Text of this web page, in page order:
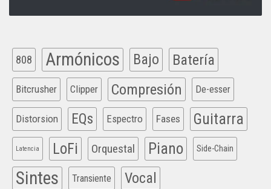
808 Armónicos Bajo Batería
Bitcrusher Clipper Compresión De-esser
Distorsion EQs Espectro Fases Guitarra
Latencia LoFi Orquestal Piano Side-Chain
Sintes Transiente Vocal